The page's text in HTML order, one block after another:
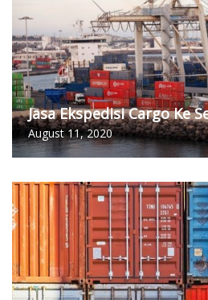
Jasa Ekspedisi Cargo Ke
August 11, 2020